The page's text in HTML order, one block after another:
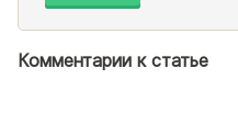
Комментарии к статье